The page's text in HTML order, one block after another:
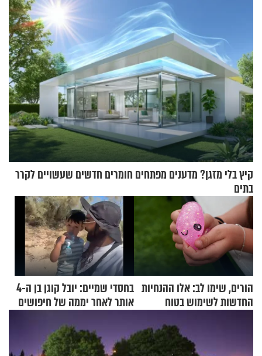
קיץ בלי מזגן? מדענים מפתחים חומרים חדשים שעשויים לקרר
בתים
הורים, שימו לב: אלו ההנחיות
החדשות לשימוש בטוח
בחסדי שמיים: יובל קוגן בן ה-4
אותר לאחר יממה של חיפושים